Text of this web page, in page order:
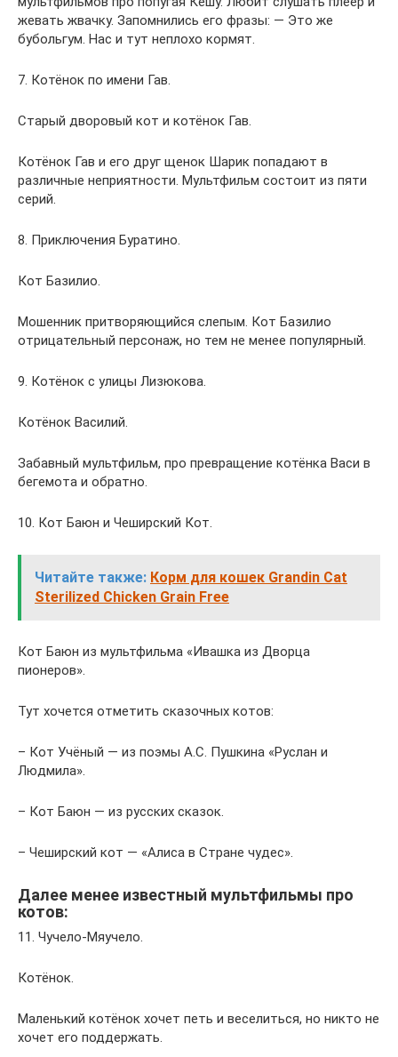
жевать жвачку. Запомнились его фразы: — Это же
бубольгум. Нас и тут неплохо кормят.
7. Котёнок по имени Гав.
Старый дворовый кот и котёнок Гав.
Котёнок Гав и его друг щенок Шарик попадают в
различные неприятности. Мультфильм состоит из пяти
серий.
8. Приключения Буратино.
Кот Базилио.
Мошенник притворяющийся слепым. Кот Базилио
отрицательный персонаж, но тем не менее популярный.
9. Котёнок с улицы Лизюкова.
Котёнок Василий.
Забавный мультфильм, про превращение котёнка Васи в
бегемота и обратно.
10. Кот Баюн и Чеширский Кот.
Читайте также: Корм для кошек Grandin Cat
Sterilized Chicken Grain Free
Кот Баюн из мультфильма «Ивашка из Дворца
пионеров».
Тут хочется отметить сказочных котов:
– Кот Учёный — из поэмы А.С. Пушкина «Руслан и
Людмила».
– Кот Баюн — из русских сказок.
– Чеширский кот — «Алиса в Стране чудес».
Далее менее известный мультфильмы про
котов:
11. Чучело-Мяучело.
Котёнок.
Маленький котёнок хочет петь и веселиться, но никто не
хочет его поддержать.